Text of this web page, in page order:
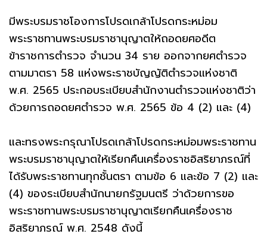
มีพระบรมราชโองการโปรดเกล้าโปรดกระหม่อม
พระราชทานพระบรมราชานุญาตให้ถอดยศอดีต
ข้าราชการตำรวจ จำนวน 34 ราย ออกจากยศตำรวจ
ตามมาตรา 58 แห่งพระราชบัญญัติตำรวจแห่งชาติ
พ.ศ. 2565 ประกอบระเบียบสำนักงานตำรวจแห่งชาติว่า
ด้วยการถอดยศตำรวจ พ.ศ. 2565 ข้อ 4 (2) และ (4)
และทรงพระกรุณาโปรดเกล้าโปรดกระหม่อมพระราชทาน
พระบรมราชานุญาตให้เรียกคืนเครื่องราชอิสริยาภรณ์ที่
ได้รับพระราชทานทุกชั้นตรา ตามข้อ 6 และข้อ 7 (2) และ
(4) ของระเบียบสำนักนายกรัฐมนตรี ว่าด้วยการขอ
พระราชทานพระบรมราชานุญาตเรียกคืนเครื่องราช
อิสริยาภรณ์ พ.ศ. 2548 ดังนี้